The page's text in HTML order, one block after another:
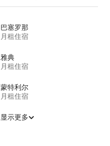
巴塞罗那
月租住宿
雅典
月租住宿
蒙特利尔
月租住宿
显示更多